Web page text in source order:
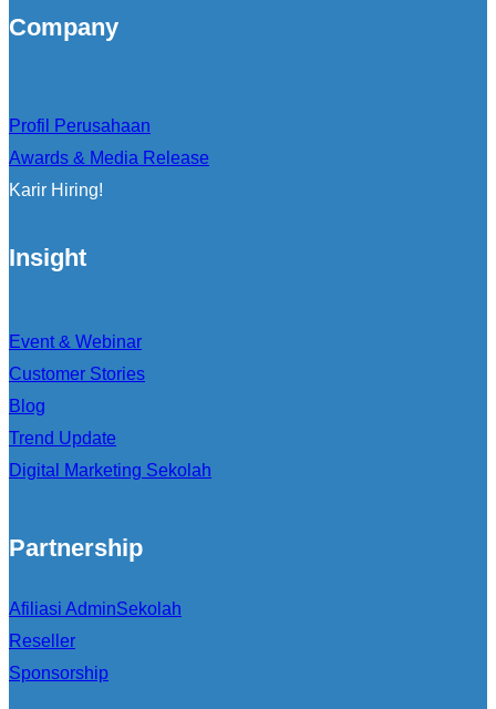
Company
Profil Perusahaan
Awards & Media Release
Karir Hiring!
Insight
Event & Webinar
Customer Stories
Blog
Trend Update
Digital Marketing Sekolah
Partnership
Afiliasi AdminSekolah
Reseller
Sponsorship